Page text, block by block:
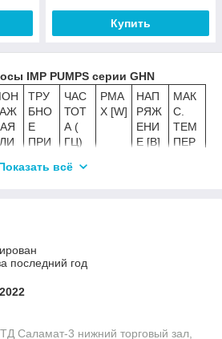
Купить
IMP PUMPS серии GHN
ТРУ
БНО
Е
ПРИ
ДИН
ЧАС
ТОТ
А (
ГЦ)
PMA
X [W]
НАП
РЯЖ
ЕНИ
Е [В]
МАК
С.
ТЕМ
ПЕР
½
всё
последний год
Саламат-3 нижний торговый зал,